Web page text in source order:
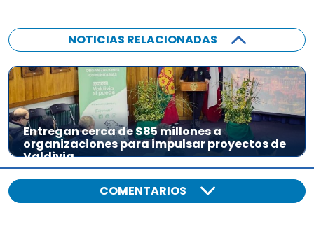
NOTICIAS RELACIONADAS
Entregan cerca de $85 millones a
organizaciones para impulsar proyectos de
Valdivia
COMENTARIOS